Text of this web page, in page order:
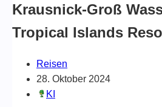
Krausnick-Groß
Tropical Islands
Reisen
28. Oktober 2024
KI